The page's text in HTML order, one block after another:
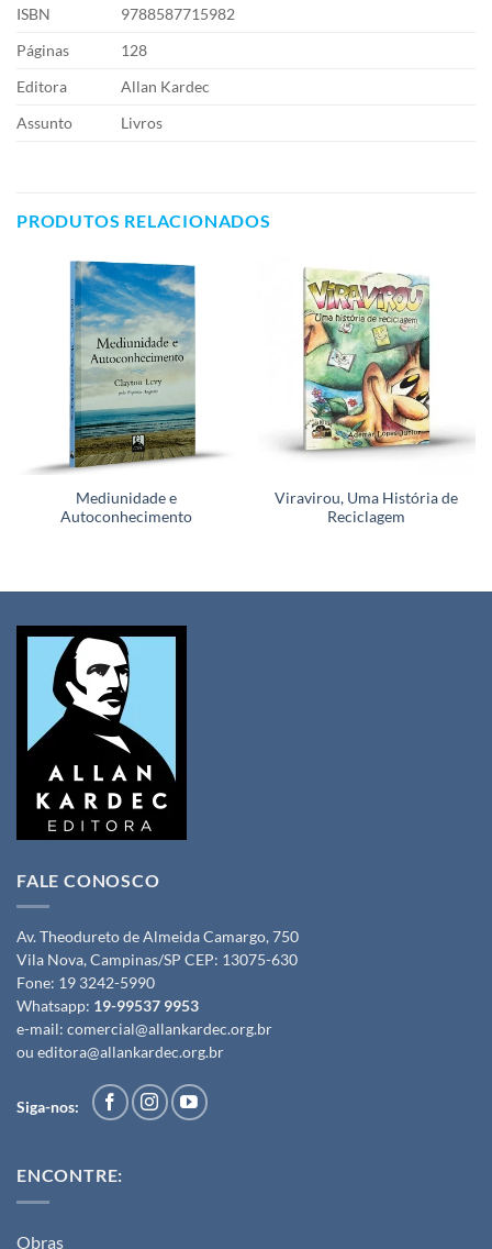
ISBN
9788587715982
Páginas
128
Editora
Allan Kardec
Assunto
Livros
PRODUTOS RELACIONADOS
Mediunidade e
Autoconhecimento
Viravirou, Uma História de
Reciclagem
FALE CONOSCO
Av. Theodureto de Almeida Camargo, 750
Vila Nova, Campinas/SP CEP: 13075-630
Fone: 19 3242-5990
Whatsapp: 19-99537 9953
e-mail: comercial@allankardec.org.br
ou editora@allankardec.org.br
Siga-nos:
ENCONTRE:
Obras